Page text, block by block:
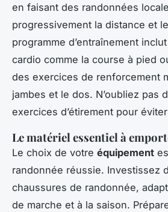
en faisant des randonnées
progressivement la distance et
programme d’entraînement
cardio comme la course à pied
des exercices de renforcement
jambes et le dos. N’oubliez pas
exercices d’étirement pour
Le matériel essentiel à
Le choix de votre équipement
randonnée réussie. Investissez
chaussures de randonnée,
de marche et à la saison.